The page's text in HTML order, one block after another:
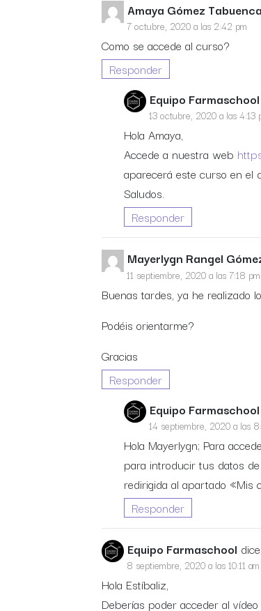
Amaya Gómez Tabuenca
7 octubre, 2020 a las 2:42 pm
Como se accede al curso?
Responder
Equipo Farmaschool
13 octubre, 2020 a las 4:13
Hola Amaya,
Accede a nuestra web
aparecerá este curso en el
Saludos.
Responder
Mayerlygn Rangel
11 septiembre, 2020 a las 7:18 pm
Buenas tardes, ya he realizado
Podéis orientarme?
Gracias
Responder
Equipo Farmaschool
14 septiembre, 2020 a las
Hola Mayerlygn; Para
para introducir tus datos
redirigida al apartado «Mis
Responder
Equipo Farmaschool
8 septiembre, 2020 a las 10:11 am
Hola Estíbaliz,
Deberías poder acceder al